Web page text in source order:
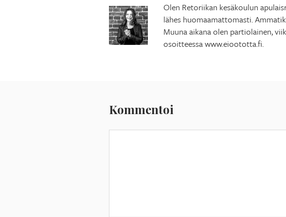
Olen Retoriikan kesäkoulun
lähes huomaamattomasti.
Muuna aikana olen partiolainen,
osoitteessa www.eioototta.fi.
Kommentoi